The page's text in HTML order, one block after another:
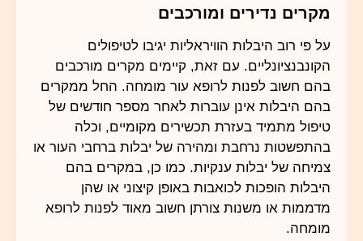
מקרים נדירים ומורכבים
על פי רוב היבלות הוויראליות יגיבו לטיפולים
הקונבנציונליים. עם זאת, קיימים מקרים מורכבים
בהם חשוב לפנות לרופא עור מומחה. החל ממקרים
בהם היבלות אינן עוברות לאחר מספר חודשים של
טיפול מתמיד בעזרת תכשירים מקומיים, וכלה
בהתפשטות נרחבת ומהירה של יבלות ברחבי העור או
צמיחה של יבלות ענקיות. כמו כן, במקרים בהם
היבלות הופכות לכואבות באופן קיצוני או שהן
מדממות או משנות צורתן חשוב מאוד לפנות לרופא
מומחה.